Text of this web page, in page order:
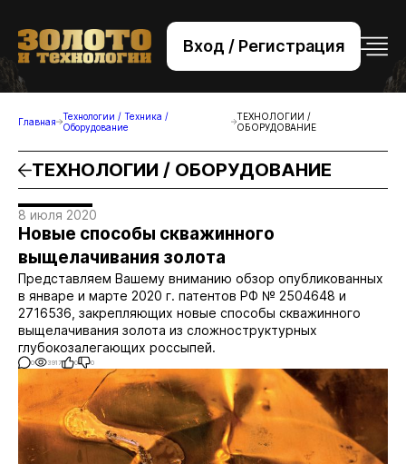
Вход / Регистрация
+7 (495) 221-76-32
bsv@zolteh.ru
Главная
Технологии / Техника /
Оборудование
ТЕХНОЛОГИИ /
ОБОРУДОВАНИЕ
ТЕХНОЛОГИИ / ОБОРУДОВАНИЕ
8 июля 2020
Новые способы скважинного
выщелачивания золота
Представляем Вашему вниманию обзор опубликованных
в январе и марте 2020 г. патентов РФ № 2504648 и
2716536, закрепляющих новые способы скважинного
выщелачивания золота из сложноструктурных
глубокозалегающих россыпей.
0 3917 0 0